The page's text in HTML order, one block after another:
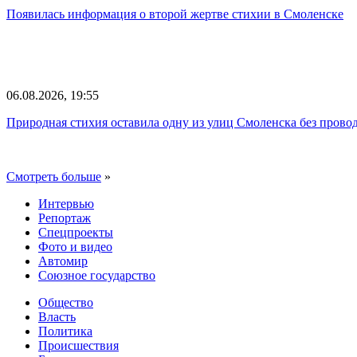
Появилась информация о второй жертве стихии в Смоленске
06.08.2026, 19:55
Природная стихия оставила одну из улиц Смоленска без
Смотреть больше »
Интервью
Репортаж
Спецпроекты
Фото и видео
Автомир
Союзное государство
Общество
Власть
Политика
Происшествия